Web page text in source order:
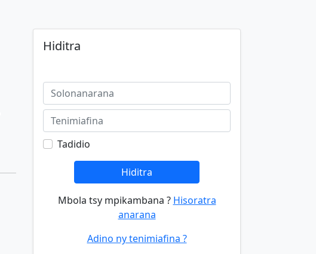
Hiditra
Tadidio
Hiditra
Mbola tsy mpikambana ? Hisoratra
anarana
Adino ny tenimiafina ?